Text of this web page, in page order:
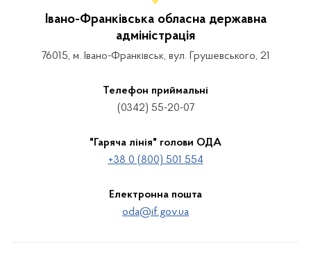
Івано-Франківська обласна державна
адміністрація
76015, м. Івано-Франківськ, вул. Грушевського, 21
Телефон приймальні
(0342) 55-20-07
"Гаряча лінія" голови ОДА
+38 0 (800) 501 554
Електронна пошта
oda@if.gov.ua